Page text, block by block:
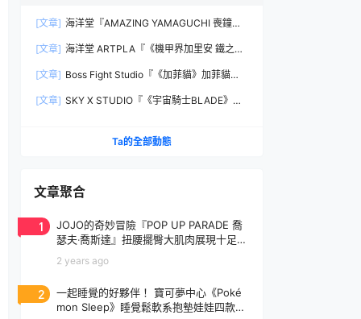
[文章] 海洋堂『AMAZING YAMAGUCHI 喪鐘
之刃與大魄力火焰特效！
[文章] 海洋堂 ARTPLA『《機甲界加里安 鐵之紋
規再現！
[文章] Boss Fight Studio『《加菲貓》加菲貓
受到的龐大份量！
[文章] SKY X STUDIO『《宇宙騎士BLADE》
Ta的全部動態
文章聚合
1
JOJO的奇妙冒險『POP UP PARADE 喬
瑟夫‧喬斯達』扭腰擺臀大肌肉展現十足騷
2 years ago
2
一起睡覺的好夥伴！ 寶可夢中心《Poké
mon Sleep》睡覺鬆軟系抱墊娃娃四款登